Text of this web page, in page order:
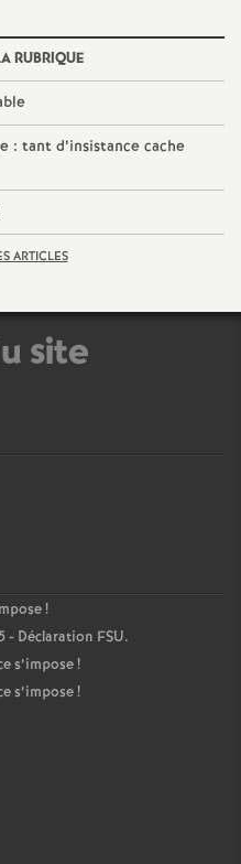
RUBRIQUE
: tant d’insistance cache
ARTICLES
site
!
- Déclaration FSU.
s’impose!
s’impose!